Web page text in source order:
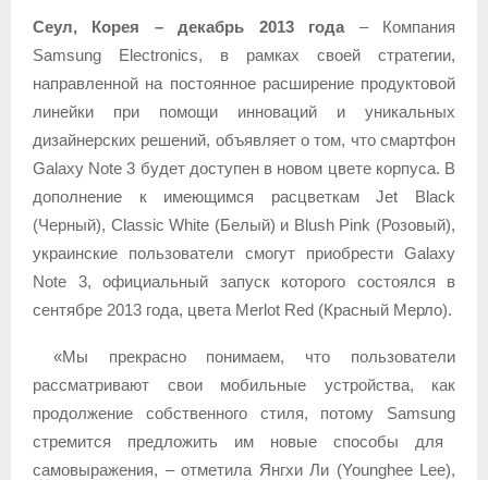
Сеул, Корея – декабрь 2013 года – Компания
Samsung Electronics, в рамках своей стратегии,
направленной на постоянное расширение продуктовой
линейки при помощи инноваций и уникальных
дизайнерских решений, объявляет о том, что смартфон
Galaxy Note 3 будет доступен в новом цвете корпуса. В
дополнение к имеющимся расцветкам Jet Black
(Черный), Classic White (Белый) и Blush Pink (Розовый),
украинские пользователи смогут приобрести Galaxy
Note 3, официальный запуск которого состоялся в
сентябре 2013 года, цвета Merlot Red (Красный Мерло).
«Мы прекрасно понимаем, что пользователи
рассматривают свои мобильные устройства, как
продолжение собственного стиля, потому Samsung
стремится предложить им новые способы для
самовыражения, – отметила Янгхи Ли (Younghee Lee),